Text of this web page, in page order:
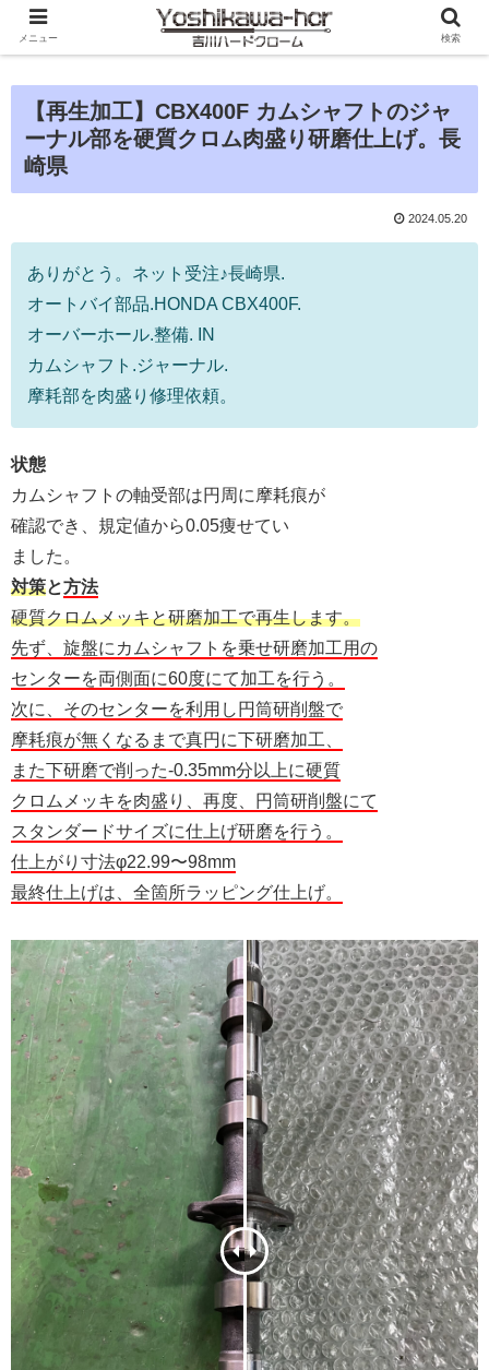
【再生加工】CBX400F カムシャフトのジャ
ーナル部を硬質クロム肉盛り研磨仕上げ。長
崎県
2024.05.20
ありがとう。ネット受注♪長崎県.
オートバイ部品.HONDA CBX400F.
オーバーホール.整備. IN
カムシャフト.ジャーナル.
摩耗部を肉盛り修理依頼。
状態
カムシャフトの軸受部は円周に摩耗痕が
確認でき、規定値から0.05痩せてい
ました。
対策と方法
硬質クロムメッキと研磨加工で再生します。
先ず、旋盤にカムシャフトを乗せ研磨加工用の
センターを両側面に60度にて加工を行う。
次に、そのセンターを利用し円筒研削盤で
摩耗痕が無くなるまで真円に下研磨加工、
また下研磨で削った-0.35mm分以上に硬質
クロムメッキを肉盛り、再度、円筒研削盤にて
スタンダードサイズに仕上げ研磨を行う。
仕上がり寸法φ22.99〜98mm
最終仕上げは、全箇所ラッピング仕上げ。
メニュー 検索